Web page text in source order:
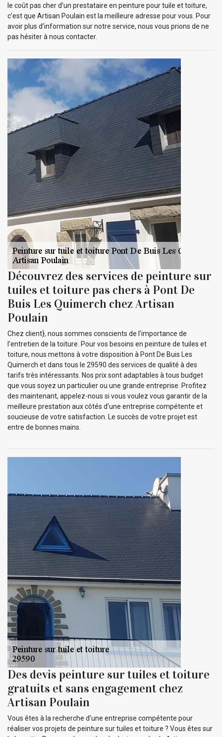
le coût pas cher d’un prestataire en peinture pour tuile et toiture,
c’est que Artisan Poulain est la meilleure adresse pour vous. Pour
avoir plus d’information sur notre service, nous vous prions de ne
pas hésiter à nous contacter.
Découvrez des services de peinture sur
tuiles et toiture pas chers à Pont De
Buis Les Quimerch chez Artisan
Poulain
Chez client}, nous sommes conscients de l’importance de
l’entretien de la toiture. Pour vos besoins en peinture de tuiles et
toiture, nous mettons à votre disposition à Pont De Buis Les
Quimerch et dans tous le 29590 des services de qualité à des
tarifs très intéressants. Nos prix sont adaptables à tous budget
que vous soyez un particulier ou une grande entreprise. Profitez
des maintenant, appelez-nous si vous voulez vous garantir de la
meilleure prestation aux côtés d’une entreprise compétente et
soucieuse de votre satisfaction. Le succès de votre projet est
entre de bonnes mains.
Des devis peinture sur tuiles et toiture
gratuits et sans engagement chez
Artisan Poulain
Vous êtes à la recherche d’une entreprise compétente pour
réaliser vos projets de peinture sur tuiles et toiture ? Vous êtes sur